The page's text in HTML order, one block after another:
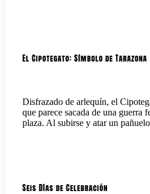
El Cipotegato: Símbolo de Tarazona
Disfrazado de arlequín, el
que parece sacada de una guerra
plaza. Al subirse y atar un
Seis Días de Celebración